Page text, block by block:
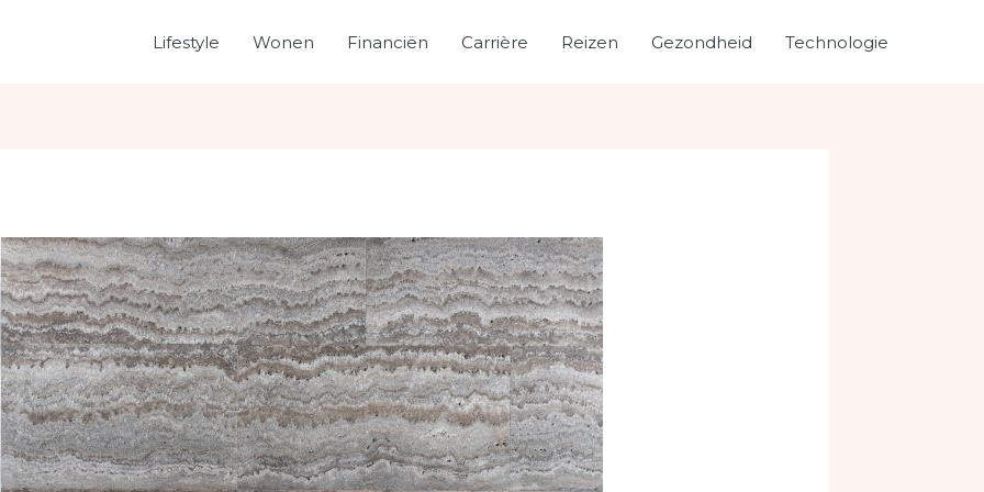
Lifestyle Wonen Financiën Carrière Reizen Gezondheid Technologie